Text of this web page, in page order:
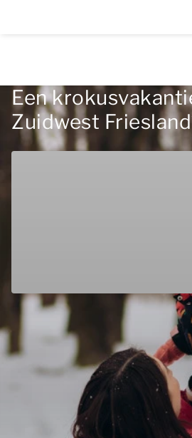
Een
Zuidwest